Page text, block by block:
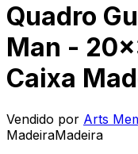
Quadro
Man -
Caixa
Vendido por Arts
MadeiraMadeira